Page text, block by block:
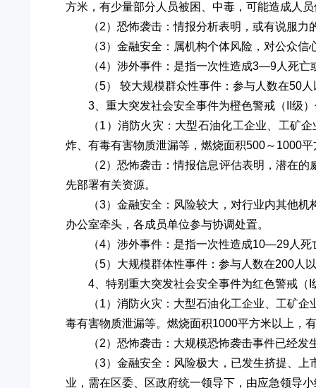
方米，有少量部分人员被困、中毒，可能造成人
（2）恐怖袭击：情报分析表明，或有说服
（3）金融安全：属机构个体风险，对公众
（4）涉外事件：是指一次性造成3—9人死
（5） 较大规模群众性事件：参与人数在50
3、重大突发社会安全事件为橙色警戒（II级
（1）消防火灾：大型石油化工企业、工矿
炸、有毒有害物质泄漏等，燃烧面积500～1000
（2）恐怖袭击：情报信息评估表明，潜在
先部署有关资源。
（3）金融安全：风险较大，对行业内其他
办公室牵头，各成员单位参与协调处置。
（4）涉外事件：是指一次性造成10—29人
（5）大规模群体性事件：参与人数在200
4、特别重大突发社会安全事件为红色警戒（I
（1）消防火灾：大型石油化工企业、工矿
毒有害物质泄漏等。燃烧面积1000平方米以上，
（2）恐怖袭击：大规模恐怖袭击事件已经
（3）金融安全：风险极大，已发生挤提、
业，需在区委、区政府统一领导下，由应急领导